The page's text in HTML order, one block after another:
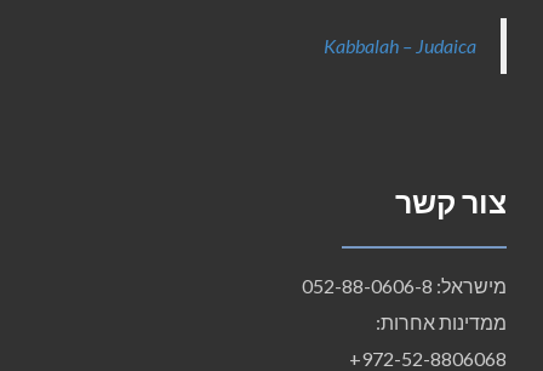
Kabbalah – Judaica
צור קשר
מישראל: 052-88-0606-8
ממדינות אחרות:
972-52-8806068+